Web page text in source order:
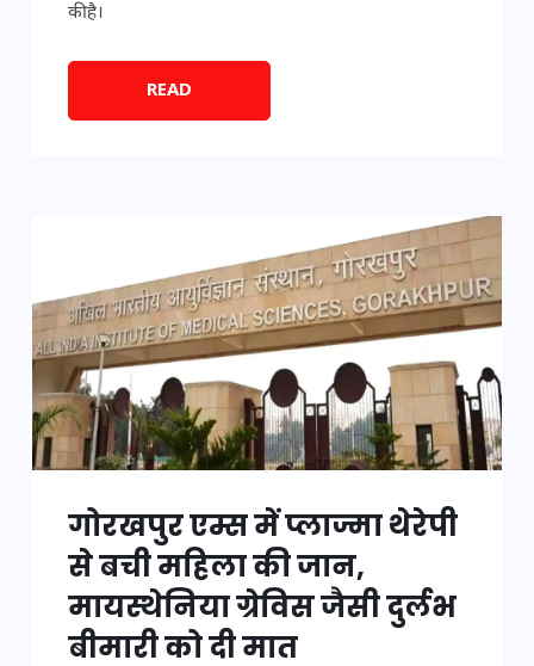
की है।
READ
गोरखपुर एम्स में प्लाज्मा थेरेपी
से बची महिला की जान,
मायस्थेनिया ग्रेविस जैसी दुर्लभ
बीमारी को दी मात